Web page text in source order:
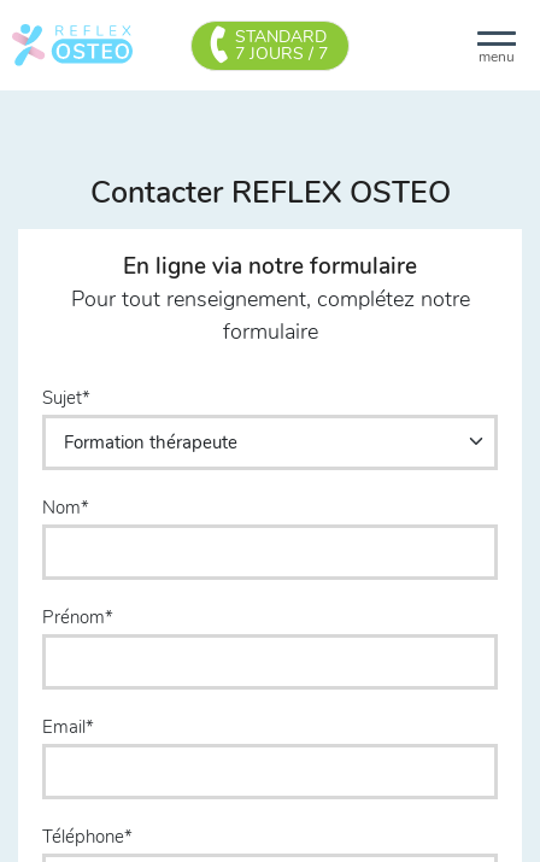
menu
STANDARD
7 JOURS / 7
Contacter REFLEX OSTEO
En ligne via notre formulaire
Pour tout renseignement, complétez notre
formulaire
Sujet
Nom
Prénom
Email
Téléphone